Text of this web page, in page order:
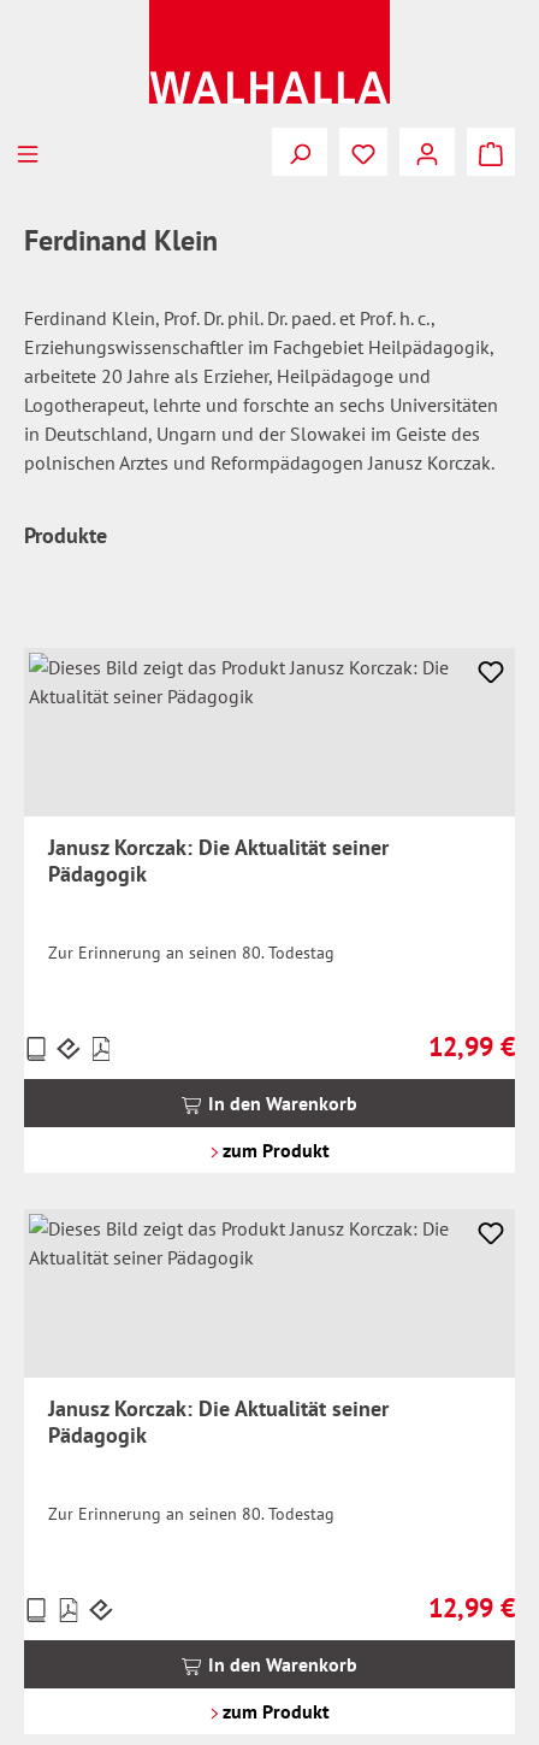
Du hast 0
Ferdinand Klein
Ferdinand Klein, Prof. Dr. phil. Dr. paed. et Prof. h. c.,
Erziehungswissenschaftler im Fachgebiet Heilpädagogik,
arbeitete 20 Jahre als Erzieher, Heilpädagoge und
Logotherapeut, lehrte und forschte an sechs Universitäten
in Deutschland, Ungarn und der Slowakei im Geiste des
polnischen Arztes und Reformpädagogen Janusz Korczak.
Produkte
Janusz Korczak: Die Aktualität seiner
Pädagogik
Zur Erinnerung an seinen 80. Todestag
Regulärer
12,99 €
Preise
inkl.
In den Warenkorb
zum Produkt
Janusz Korczak: Die Aktualität seiner
Pädagogik
Zur Erinnerung an seinen 80. Todestag
Regulärer
12,99 €
Preise
inkl.
In den Warenkorb
zum Produkt